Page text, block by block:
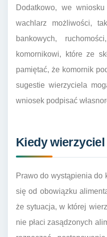
Dodatkowo, we
wachlarz możliwości,
bankowych,
komornikowi, które ze
pamiętać, że komornik
sugestie wierzyciela
wniosek podpisać
Kiedy
Prawo do wystąpienia do
się od obowiązku
że sytuacja, w której
nie płaci zasądzonych